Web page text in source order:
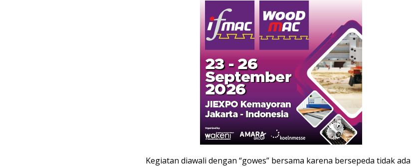
Kegiatan diawali dengan “gowes” bersama karena bersepeda tidak ada